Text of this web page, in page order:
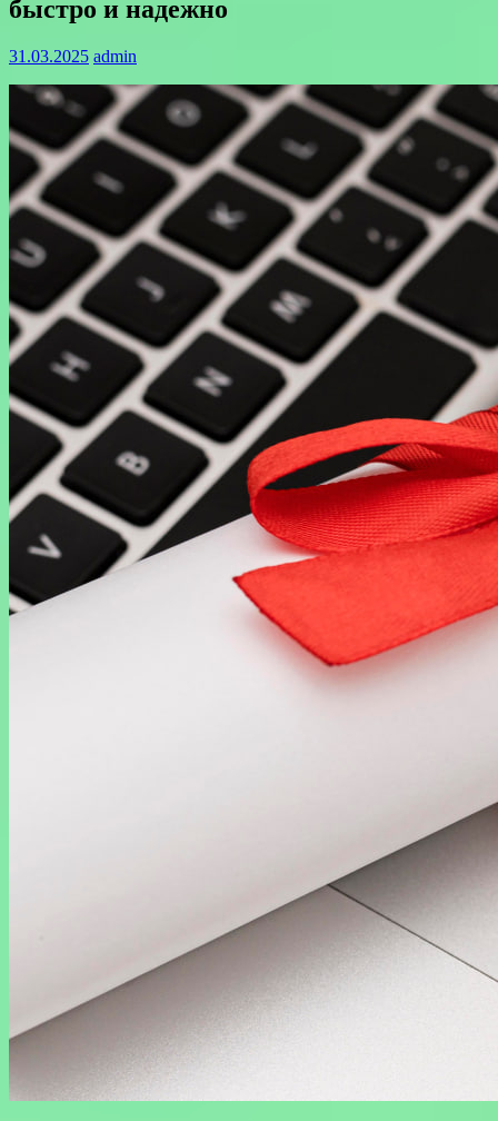
быстро и надежно
31.03.2025 admin